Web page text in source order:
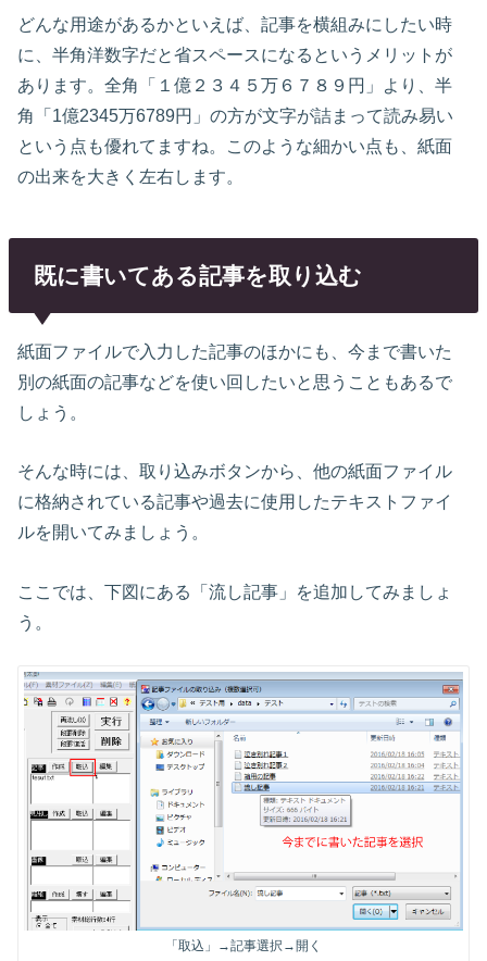
どんな用途があるかといえば、記事を横組みにしたい時
に、半角洋数字だと省スペースになるというメリットが
あります。全角「１億２３４５万６７８９円」より、半
角「1億2345万6789円」の方が文字が詰まって読み易い
という点も優れてますね。このような細かい点も、紙面
の出来を大きく左右します。
既に書いてある記事を取り込む
紙面ファイルで入力した記事のほかにも、今まで書いた
別の紙面の記事などを使い回したいと思うこともあるで
しょう。
そんな時には、取り込みボタンから、他の紙面ファイル
に格納されている記事や過去に使用したテキストファイ
ルを開いてみましょう。
ここでは、下図にある「流し記事」を追加してみましょ
う。
「取込」→記事選択→開く